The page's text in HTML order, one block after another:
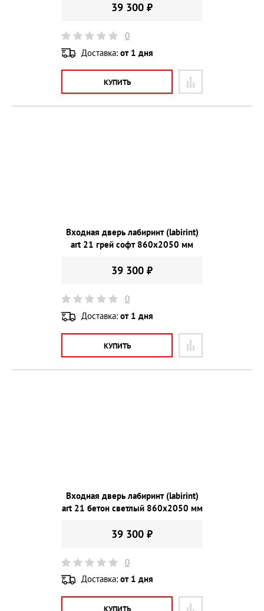
39 300 ₽
0
Доставка: от 1 дня
КУПИТЬ
Входная дверь лабиринт (labirint)
art 21 грей софт 860х2050 мм
39 300 ₽
0
Доставка: от 1 дня
КУПИТЬ
Входная дверь лабиринт (labirint)
art 21 бетон светлый 860х2050 мм
39 300 ₽
0
Доставка: от 1 дня
КУПИТЬ